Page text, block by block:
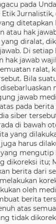
pada
Etik Jurnalistik,
ditetapkan
atau hak
diralat,
Di setiap
hak jawab
ralat,
Bila
jawab
pada berita
siber
di bawah
yang
harus
mengutip
dikoreksi itu;
berita dari
oleh
berita
atas
tidak